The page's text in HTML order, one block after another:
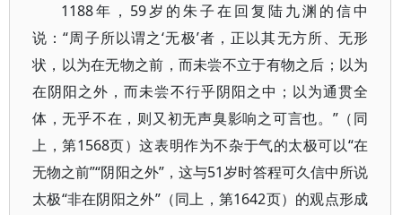
1188年，59岁的朱子在回复陆九渊的信中
说：“周子所以谓之‘无极’者，正以其无方所、无形
状，以为在无物之前，而未尝不立于有物之后；以为
在阴阳之外，而未尝不行乎阴阳之中；以为通贯全
体，无乎不在，则又初无声臭影响之可言也。”（同
上，第1568页）这表明作为不杂于气的太极可以“在
无物之前”“阴阳之外”，这与51岁时答程可久信中所说
太极“非在阴阳之外”（同上，第1642页）的观点形成